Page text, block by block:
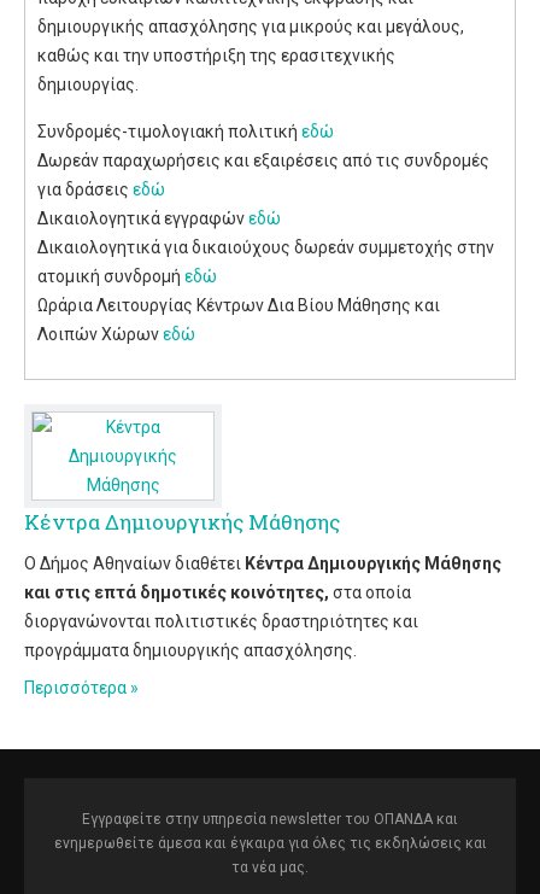
δημιουργικής απασχόλησης για μικρούς και μεγάλους,
καθώς και την υποστήριξη της ερασιτεχνικής
δημιουργίας.
Συνδρομές-τιμολογιακή πολιτική εδώ
Δωρεάν παραχωρήσεις και εξαιρέσεις από τις συνδρομές
για δράσεις εδώ
Δικαιολογητικά εγγραφώνεδώ
Δικαιολογητικά για δικαιούχους δωρεάν συμμετοχής στην
ατομική συνδρομή εδώ
Ωράρια Λειτουργίας Κέντρων Δια Βίου Μάθησης και
Λοιπών Χώρωνεδώ
Κέντρα Δημιουργικής Μάθησης
Ο Δήμος Αθηναίων διαθέτει Κέντρα Δημιουργικής Μάθησης
και στις επτά δημοτικές κοινότητες, στα οποία
διοργανώνονται πολιτιστικές δραστηριότητες και
προγράμματα δημιουργικής απασχόλησης.
Περισσότερα
Εγγραφείτε στην υπηρεσία newsletter του ΟΠΑΝΔΑ και
ενημερωθείτε άμεσα και έγκαιρα για όλες τις εκδηλώσεις και
τα νέα μας.